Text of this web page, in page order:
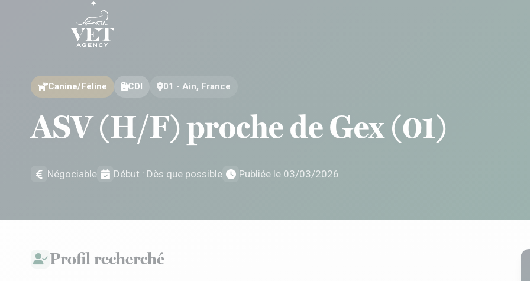
Canine/Féline CDI 01 - Ain, France
ASV (H/F) proche de Gex (01)
Négociable Début : Dès que possible Publiée le 03/03/2026
Profil recherché